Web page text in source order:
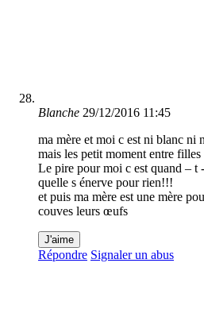
Blanche 29/12/2016 11:45
ma mère et moi c est ni blanc ni
mais les petit moment entre filles
Le pire pour moi c est quand – t
quelle s énerve pour rien!!!
et puis ma mère est une mère
couves leurs œufs
J'aime
Répondre Signaler un abus